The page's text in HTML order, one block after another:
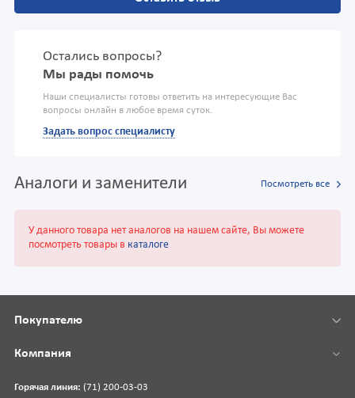
Остались вопросы?
Мы рады помочь
Наши специалисты готовы ответить на интересующие Вас
вопросы онлайн в любое время суток.
Задать вопрос специалисту
Аналоги и заменители Посмотреть все
У данного товара нет аналогов на нашем сайте, Вы можете
посмотреть товары в каталоге
Горячая линия: (71) 200-03-03
Покупателю
Компания